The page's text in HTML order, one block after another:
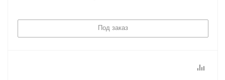
Под заказ